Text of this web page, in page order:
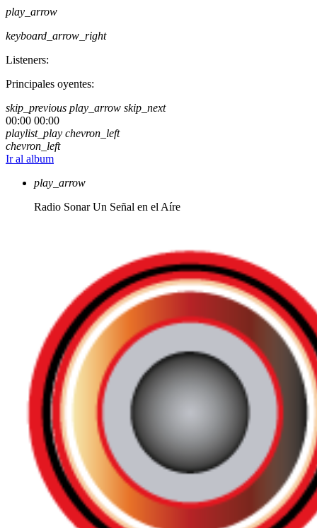
play_arrow
keyboard_arrow_right
Listeners:
Principales oyentes:
skip_previous play_arrow skip_next
00:00 00:00
playlist_play chevron_left
chevron_left
Ir al album
play_arrow
Radio Sonar Un Señal en el Aíre